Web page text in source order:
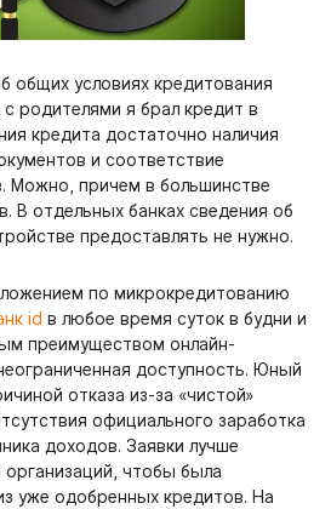
условиях кредитования
родителями я брал кредит в
кредита достаточно наличия
и соответствие
Можно, причем в большинстве
В отдельных банках сведения об
предоставлять не нужно.
по микрокредитованию
id в любое время суток в будни и
преимуществом онлайн-
доступность. Юный
отказа из-за «чистой»
официального заработка
доходов. Заявки лучше
организаций, чтобы была
уже одобренных кредитов. На